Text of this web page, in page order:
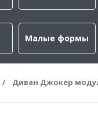
Малые формы
Диван Джокер